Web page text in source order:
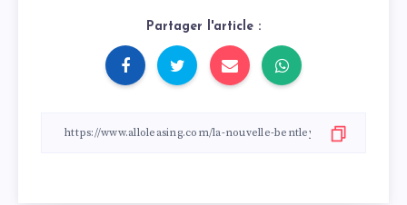
Partager l'article :